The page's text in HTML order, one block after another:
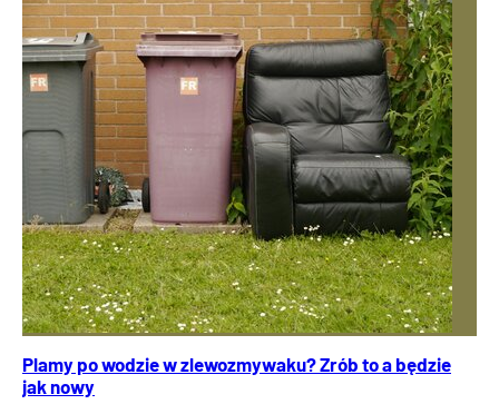
Plamy po wodzie w zlewozmywaku? Zrób to a będzie
jak nowy